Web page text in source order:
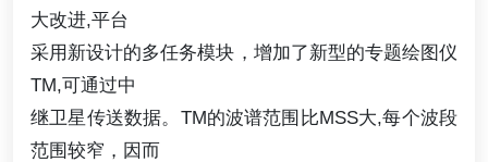
大改进,平台
采用新设计的多任务模块，增加了新型的专题绘图仪
TM,可通过中
继卫星传送数据。TM的波谱范围比MSS大,每个波段
范围较窄，因而